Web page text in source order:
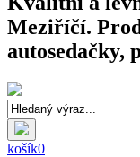
Meziříčí.
autosedačky,
košík0